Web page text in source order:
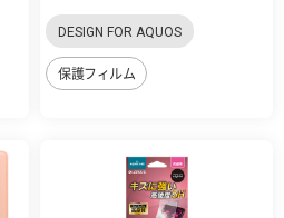
DESIGN FOR AQUOS
保護フィルム